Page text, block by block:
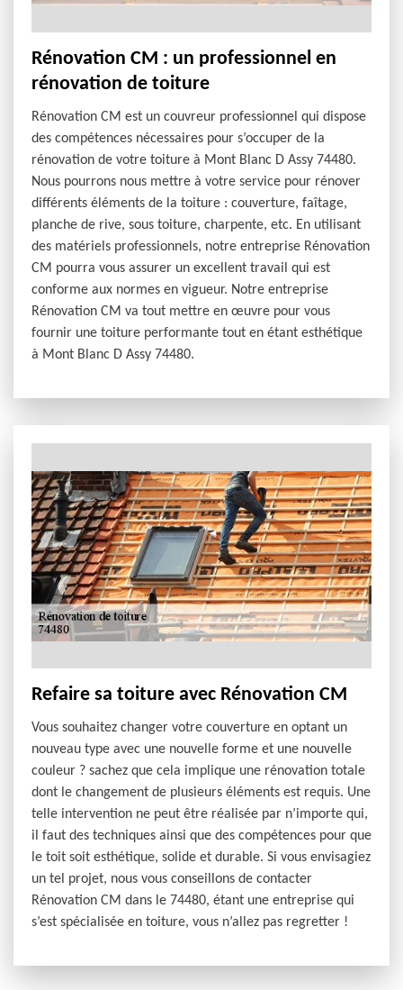
Rénovation CM : un professionnel en
rénovation de toiture
Rénovation CM est un couvreur professionnel qui dispose
des compétences nécessaires pour s’occuper de la
rénovation de votre toiture à Mont Blanc D Assy 74480.
Nous pourrons nous mettre à votre service pour rénover
différents éléments de la toiture : couverture, faîtage,
planche de rive, sous toiture, charpente, etc. En utilisant
des matériels professionnels, notre entreprise Rénovation
CM pourra vous assurer un excellent travail qui est
conforme aux normes en vigueur. Notre entreprise
Rénovation CM va tout mettre en œuvre pour vous
fournir une toiture performante tout en étant esthétique
à Mont Blanc D Assy 74480.
Refaire sa toiture avec Rénovation CM
Vous souhaitez changer votre couverture en optant un
nouveau type avec une nouvelle forme et une nouvelle
couleur ? sachez que cela implique une rénovation totale
dont le changement de plusieurs éléments est requis. Une
telle intervention ne peut être réalisée par n’importe qui,
il faut des techniques ainsi que des compétences pour que
le toit soit esthétique, solide et durable. Si vous envisagiez
un tel projet, nous vous conseillons de contacter
Rénovation CM dans le 74480, étant une entreprise qui
s’est spécialisée en toiture, vous n’allez pas regretter !